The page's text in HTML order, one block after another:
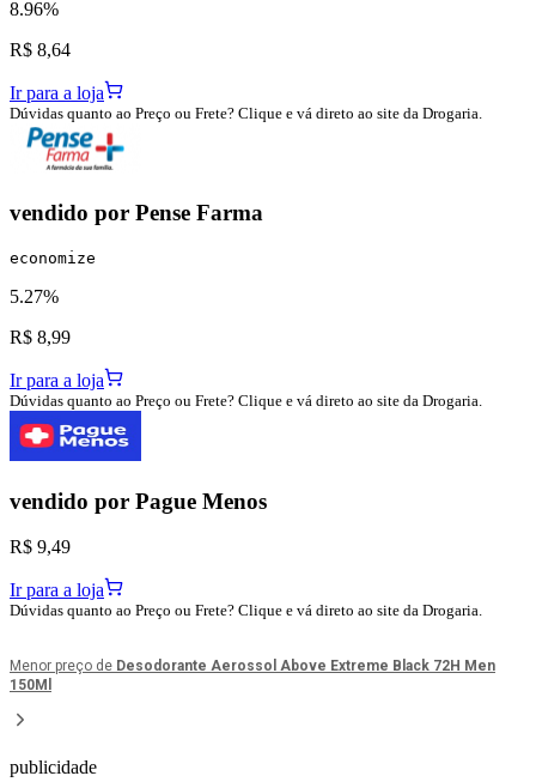
8.96%
R$ 8,64
Ir para a loja
Dúvidas quanto ao Preço ou Frete? Clique e vá direto ao site da Drogaria.
vendido por Pense Farma
economize
5.27%
R$ 8,99
Ir para a loja
Dúvidas quanto ao Preço ou Frete? Clique e vá direto ao site da Drogaria.
vendido por Pague Menos
R$ 9,49
Ir para a loja
Dúvidas quanto ao Preço ou Frete? Clique e vá direto ao site da Drogaria.
Menor preço de Desodorante Aerossol Above Extreme Black 72H Men
150Ml
publicidade